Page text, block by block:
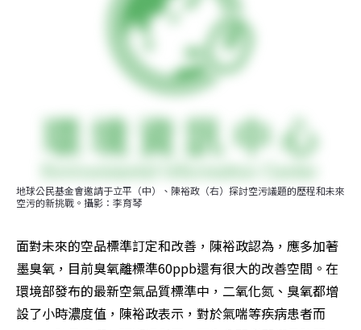
地球公民基金會邀請于立平（中）、陳裕政（右）探討空污議題的歷程和未來
空污的新挑戰。攝影：李育琴
面對未來的空品標準訂定和改善，陳裕政認為，應多加著
墨臭氧，目前臭氧離標準60ppb還有很大的改善空間。在
環境部發布的最新空氣品質標準中，二氧化氮、臭氧都增
設了小時濃度值，陳裕政表示，對於氣喘等疾病患者而